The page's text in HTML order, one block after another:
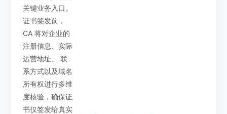
关键业务入口。
证书签发前，
CA 将对企业的
注册信息、实际
运营地址、 联
系方式以及域名
所有权进行多维
度核验，确保证
书仅签发给真实